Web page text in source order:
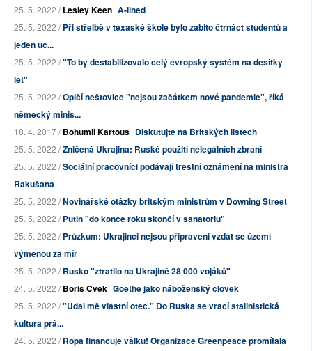
25. 5. 2022 /Lesley Keen A-lined
25. 5. 2022 /Při střelbě v texaské škole bylo zabito čtrnáct studentů a
jeden uč...
25. 5. 2022 /"To by destabilizovalo celý evropský systém na desítky
let"
25. 5. 2022 /Opičí neštovice "nejsou začátkem nové pandemie", říká
německý minis...
18. 4. 2017 /Bohumil Kartous Diskutujte na Britských listech
25. 5. 2022 /Zničená Ukrajina: Ruské použití nelegálních zbraní
25. 5. 2022 /Sociální pracovníci podávají trestní oznámení na ministra
Rakušana
25. 5. 2022 /Novinářské otázky britským ministrům v Downing Street
25. 5. 2022 /Putin "do konce roku skončí v sanatoriu"
25. 5. 2022 /Průzkum: Ukrajinci nejsou připraveni vzdát se území
výměnou za mír
25. 5. 2022 /Rusko "ztratilo na Ukrajině 28 000 vojáků"
24. 5. 2022 /Boris Cvek Goethe jako náboženský člověk
25. 5. 2022 /"Udal mě vlastní otec." Do Ruska se vrací stalinistická
kultura prá...
24. 5. 2022 /Ropa financuje válku! Organizace Greenpeace promítala